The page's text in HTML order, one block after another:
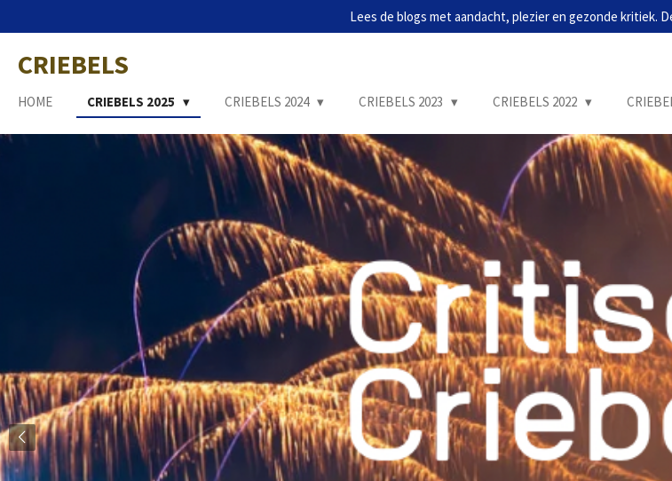
direct
naar
de
hoofdinhoud
Lees de blogs met aandacht, plezier en gezonde kritiek.
CRIEBELS
HOME CRIEBELS 2025 CRIEBELS 2024 CRIEBELS 2023 CRIEBELS 2022